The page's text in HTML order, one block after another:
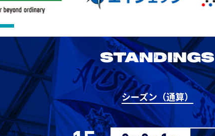
安田J1リーグ 鹿島アント
vs アビスパ福岡
2026/27明治
F.C.
STANDINGS
シーズン（通算）
7
0
東京Ｖ 1 1
9
川崎Ｆ 1 0 1
11
浦和 0 0 0